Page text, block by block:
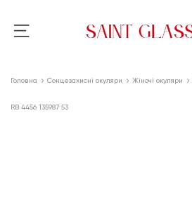
Головна Сонцезахисні окуляри Жіночі окуляри
RB 4456 135987 53